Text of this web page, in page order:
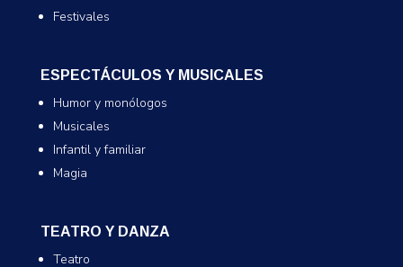
Festivales
ESPECTÁCULOS Y MUSICALES
Humor y monólogos
Musicales
Infantil y familiar
Magia
TEATRO Y DANZA
Teatro